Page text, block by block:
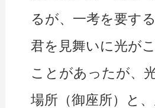
るが、一考を要す
君を見舞いに光が
ことがあったが、
場所（御座所）と